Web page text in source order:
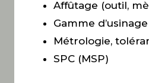
Affûtage (outil,
Gamme
Métrologie,
SPC (MSP)